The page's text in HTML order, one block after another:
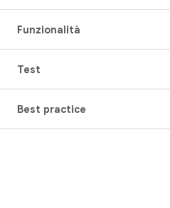
Funzionalità
Test
Best practice